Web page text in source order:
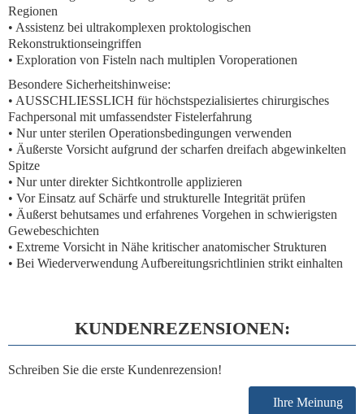
Regionen
• Assistenz bei ultrakomplexen proktologischen
Rekonstruktionseingriffen
• Exploration von Fisteln nach multiplen Voroperationen
Besondere Sicherheitshinweise:
• AUSSCHLIESSLICH für höchstspezialisiertes chirurgisches
Fachpersonal mit umfassendster Fistelerfahrung
• Nur unter sterilen Operationsbedingungen verwenden
• Äußerste Vorsicht aufgrund der scharfen dreifach abgewinkelten
Spitze
• Nur unter direkter Sichtkontrolle applizieren
• Vor Einsatz auf Schärfe und strukturelle Integrität prüfen
• Äußerst behutsames und erfahrenes Vorgehen in schwierigsten
Gewebeschichten
• Extreme Vorsicht in Nähe kritischer anatomischer Strukturen
• Bei Wiederverwendung Aufbereitungsrichtlinien strikt einhalten
KUNDENREZENSIONEN:
Schreiben Sie die erste Kundenrezension!
Ihre Meinung